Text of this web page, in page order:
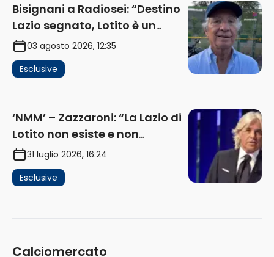
Bisignani a Radiosei: “Destino
Lazio segnato, Lotito è un
problema, la chiave sono
Flaminio e politica. La protesta
e gli interessi dei fondi”
03 agosto 2026, 12:35
Esclusive
‘NMM’ – Zazzaroni: “La Lazio di
Lotito non esiste e non
funziona più. E’ ora di lasciare,
ma lui non ascolta. Pignataro?
Ho verificato…” (AUDIO)
31 luglio 2026, 16:24
Esclusive
Calciomercato